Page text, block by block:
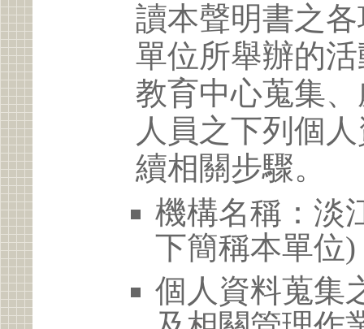
讀本聲明書之
單位所舉辦的
教育中心蒐集
人員之下列個
續相關步驟。
機構名稱：淡
下簡稱本單位)
個人資料蒐集